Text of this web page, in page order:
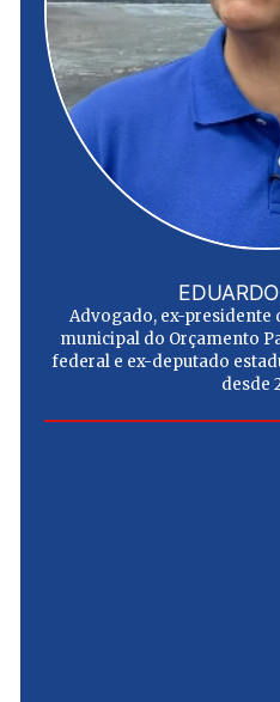
Advogado, ex-presidente
municipal do Orçamento
federal e ex-deputado
desde